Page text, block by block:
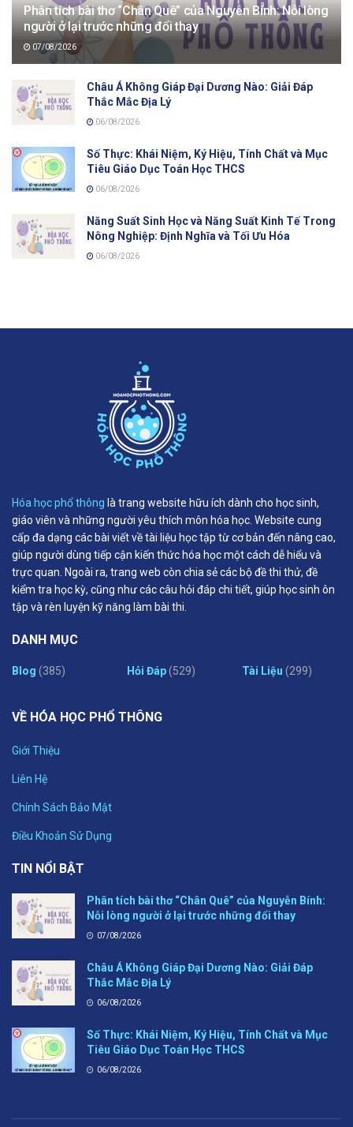
Phân tích bài thơ “Chân Quê” của Nguyễn Bính: Nỗi lòng
người ở lại trước những đổi thay
07/08/2026
Châu Á Không Giáp Đại Dương Nào: Giải Đáp
Thắc Mắc Địa Lý
06/08/2026
Số Thực: Khái Niệm, Ký Hiệu, Tính Chất và Mục
Tiêu Giáo Dục Toán Học THCS
06/08/2026
Năng Suất Sinh Học và Năng Suất Kinh Tế Trong
Nông Nghiệp: Định Nghĩa và Tối Ưu Hóa
06/08/2026
Hóa học phổ thông là trang website hữu ích dành cho học sinh,
giáo viên và những người yêu thích môn hóa học. Website cung
cấp đa dạng các bài viết về tài liệu học tập từ cơ bản đến nâng cao,
giúp người dùng tiếp cận kiến thức hóa học một cách dễ hiểu và
trực quan. Ngoài ra, trang web còn chia sẻ các bộ đề thi thử, đề
kiểm tra học kỳ, cũng như các câu hỏi đáp chi tiết, giúp học sinh ôn
tập và rèn luyện kỹ năng làm bài thi.
DANH MỤC
Blog (385) Hỏi Đáp(529) Tài Liệu (299)
VỀ HÓA HỌC PHỔ THÔNG
Giới Thiệu
Liên Hệ
Chính Sách Bảo Mật
Điều Khoản Sử Dụng
TIN NỔI BẬT
Phân tích bài thơ “Chân Quê” của Nguyễn Bính:
Nỗi lòng người ở lại trước những đổi thay
07/08/2026
Châu Á Không Giáp Đại Dương Nào: Giải Đáp
Thắc Mắc Địa Lý
06/08/2026
Số Thực: Khái Niệm, Ký Hiệu, Tính Chất và Mục
Tiêu Giáo Dục Toán Học THCS
06/08/2026